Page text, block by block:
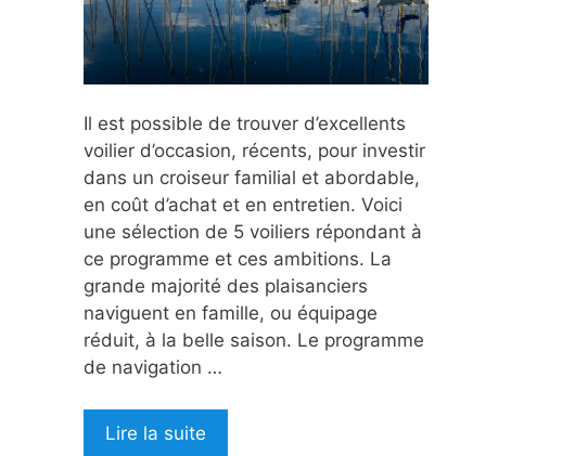
Il est possible de trouver d’excellents
voilier d’occasion, récents, pour investir
dans un croiseur familial et abordable,
en coût d’achat et en entretien. Voici
une sélection de 5 voiliers répondant à
ce programme et ces ambitions. La
grande majorité des plaisanciers
naviguent en famille, ou équipage
réduit, à la belle saison. Le programme
de navigation …
Lire la suite